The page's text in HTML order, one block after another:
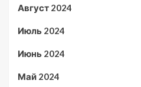
Август 2024
Июль 2024
Июнь 2024
Май 2024